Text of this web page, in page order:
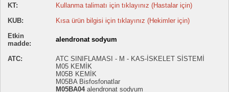
KT:
Kullanma talimatı için tıklayınız (Hastalar için)
KUB:
Kısa ürün bilgisi için tıklayınız (Hekimler için)
Etkin
madde:
alendronat sodyum
ATC:
ATC SINIFLAMASI - M - KAS-İSKELET SİSTEMİ
M05 KEMİK
M05B KEMİK
M05BA Bisfosfonatlar
M05BA04alendronat sodyum